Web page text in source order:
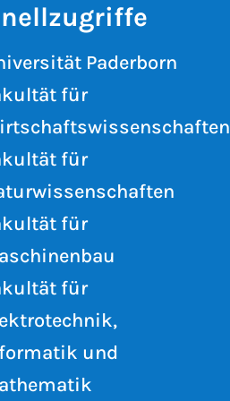
Paderborn
für
für
für
für
und